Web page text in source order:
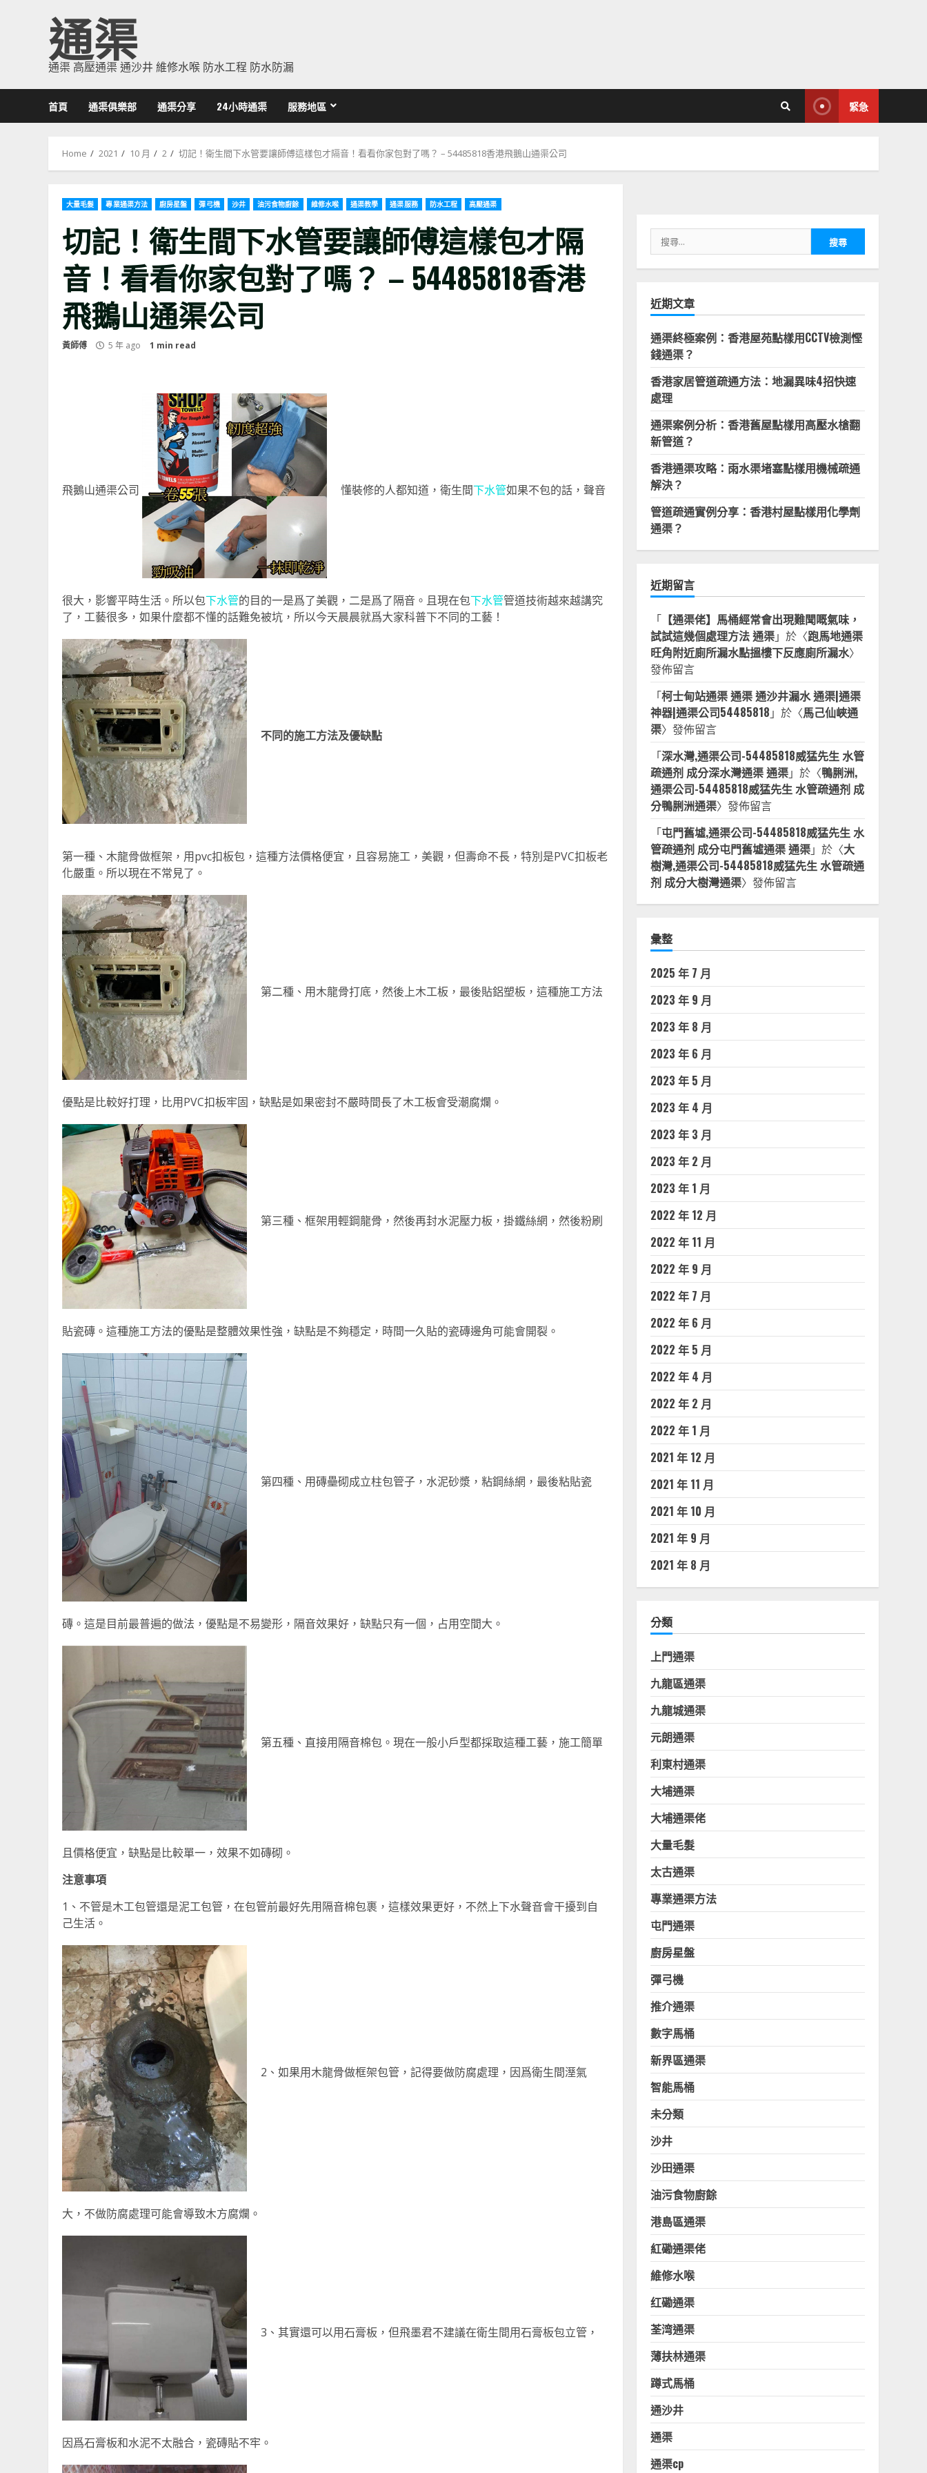
通渠
通渠 高壓通渠 通沙井 維修水喉 防水工程 防水防漏
首頁 通渠俱樂部 通渠分享 24小時通渠 服務地區 緊急
Home 2021 10 月 2 切記！衛生間下水管要讓師傅這樣包才隔音！看看你家包對了嗎？ – 54485818香港飛鵝山通渠公司
大量毛髮 專業通渠方法 廚房星盤 彈弓機 沙井 油污食物廚餘 維修水喉 通渠教學 通渠服務 防水工程 高壓通渠
切記！衛生間下水管要讓師傅這樣包才隔
音！看看你家包對了嗎？ – 54485818香港
飛鵝山通渠公司
黃師傅 5 年 ago 1 min read
飛鵝山通渠公司 懂裝修的人都知道，衛生間下水管如果不包的話，聲音
很大，影響平時生活。所以包下水管的目的一是爲了美觀，二是爲了隔音。且現在包下水管管道技術越來越講究
了，工藝很多，如果什麼都不懂的話難免被坑，所以今天晨晨就爲大家科普下不同的工藝！
不同的施工方法及優缺點
第一種、木龍骨做框架，用pvc扣板包，這種方法價格便宜，且容易施工，美觀，但壽命不長，特別是PVC扣板老
化嚴重。所以現在不常見了。
第二種、用木龍骨打底，然後上木工板，最後貼鋁塑板，這種施工方法
優點是比較好打理，比用PVC扣板牢固，缺點是如果密封不嚴時間長了木工板會受潮腐爛。
第三種、框架用輕鋼龍骨，然後再封水泥壓力板，掛鐵絲網，然後粉刷
貼瓷磚。這種施工方法的優點是整體效果性強，缺點是不夠穩定，時間一久貼的瓷磚邊角可能會開裂。
第四種、用磚壘砌成立柱包管子，水泥砂漿，粘鋼絲網，最後粘貼瓷
磚。這是目前最普遍的做法，優點是不易變形，隔音效果好，缺點只有一個，占用空間大。
第五種、直接用隔音棉包。現在一般小戶型都採取這種工藝，施工簡單
且價格便宜，缺點是比較單一，效果不如磚砌。
注意事項
1、不管是木工包管還是泥工包管，在包管前最好先用隔音棉包裹，這樣效果更好，不然上下水聲音會干擾到自
己生活。
2、如果用木龍骨做框架包管，記得要做防腐處理，因爲衛生間溼氣
大，不做防腐處理可能會導致木方腐爛。
3、其實還可以用石膏板，但飛墨君不建議在衛生間用石膏板包立管，
因爲石膏板和水泥不太融合，瓷磚貼不牢。
尋
關
字:
近期文章
通渠終極案例：香港屋苑點樣用CCTV檢測慳
錢通渠？
香港家居管道疏通方法：地漏異味4招快速
處理
通渠案例分析：香港舊屋點樣用高壓水槍翻
新管道？
香港通渠攻略：雨水渠堵塞點樣用機械疏通
解決？
管道疏通實例分享：香港村屋點樣用化學劑
通渠？
近期留言
「【通渠佬】馬桶經常會出現難聞嘅氣味，
試試這幾個處理方法 通渠」於〈跑馬地通渠
旺角附近廁所漏水點搵樓下反應廁所漏水〉
發佈留言
「柯士甸站通渠 通渠 通沙井漏水 通渠|通渠
神器|通渠公司54485818 」於〈馬己仙峽通
渠〉發佈留言
「深水灣,通渠公司-54485818威猛先生 水管
疏通剂 成分深水灣通渠 通渠」於〈鴨脷洲,
通渠公司-54485818威猛先生 水管疏通剂 成
分鴨脷洲通渠〉發佈留言
「屯門舊墟,通渠公司-54485818威猛先生 水
管疏通剂 成分屯門舊墟通渠 通渠」於〈大
樹灣,通渠公司-54485818威猛先生 水管疏通
剂 成分大樹灣通渠〉發佈留言
彙整
2025 年 7 月
2023 年 9 月
2023 年 8 月
2023 年 6 月
2023 年 5 月
2023 年 4 月
2023 年 3 月
2023 年 2 月
2023 年 1 月
2022 年 12 月
2022 年 11 月
2022 年 9 月
2022 年 7 月
2022 年 6 月
2022 年 5 月
2022 年 4 月
2022 年 2 月
2022 年 1 月
2021 年 12 月
2021 年 11 月
2021 年 10 月
2021 年 9 月
2021 年 8 月
分類
上門通渠
九龍區通渠
九龍城通渠
元朗通渠
利東村通渠
大埔通渠
大埔通渠佬
大量毛髮
太古通渠
專業通渠方法
屯門通渠
廚房星盤
彈弓機
推介通渠
數字馬桶
新界區通渠
智能馬桶
未分類
沙井
沙田通渠
油污食物廚餘
港島區通渠
紅磡通渠佬
維修水喉
红磡通渠
荃湾通渠
薄扶林通渠
蹲式馬桶
通沙井
通渠
通渠cp